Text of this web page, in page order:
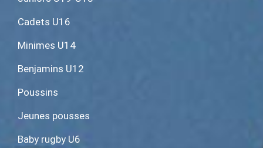
Cadets U16
Minimes U14
Benjamins U12
Poussins
Jeunes pousses
Baby rugby U6